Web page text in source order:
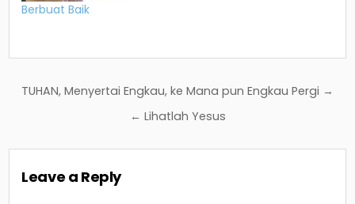
Berbuat Baik
Post
navigation
TUHAN, Menyertai Engkau, ke Mana pun Engkau Pergi →
← Lihatlah Yesus
Leave a Reply